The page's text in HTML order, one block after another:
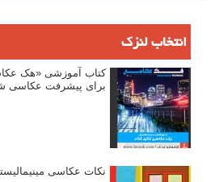
انتخاب لنزک
کتاب آموزشی «هک
برای پیشرفت عکاسی
نکات عکاسی